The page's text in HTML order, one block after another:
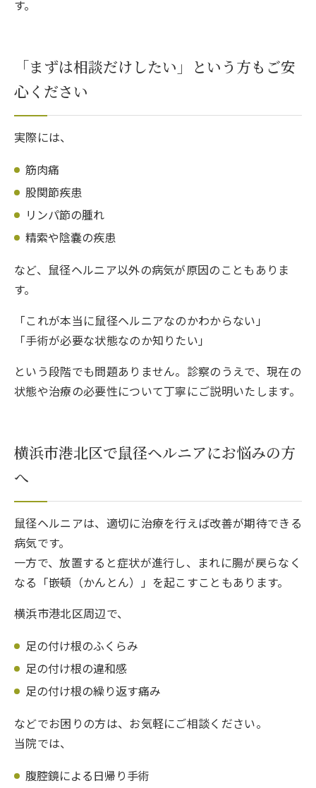
す。
「まずは相談だけしたい」という方もご安
心ください
実際には、
筋肉痛
股関節疾患
リンパ節の腫れ
精索や陰嚢の疾患
など、鼠径ヘルニア以外の病気が原因のこともありま
す。
「これが本当に鼠径ヘルニアなのかわからない」
「手術が必要な状態なのか知りたい」
という段階でも問題ありません。診察のうえで、現在の
状態や治療の必要性について丁寧にご説明いたします。
横浜市港北区で鼠径ヘルニアにお悩みの方
へ
鼠径ヘルニアは、適切に治療を行えば改善が期待できる
病気です。
一方で、放置すると症状が進行し、まれに腸が戻らなく
なる「嵌頓（かんとん）」を起こすこともあります。
横浜市港北区周辺で、
足の付け根のふくらみ
足の付け根の違和感
足の付け根の繰り返す痛み
などでお困りの方は、お気軽にご相談ください。
当院では、
腹腔鏡による日帰り手術